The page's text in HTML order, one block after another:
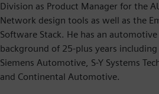
Division as Product Manager for the
Network design tools as well as the
Software Stack. He has an
background of 25-plus years
Siemens Automotive, S-Y Systems
and Continental Automotive.